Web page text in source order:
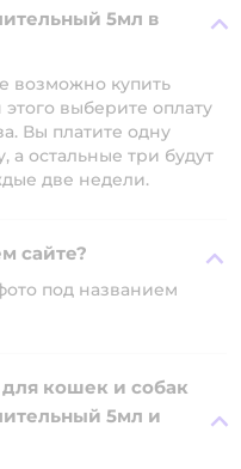
5мл в
возможно купить
выберите оплату
Вы платите одну
а остальные три будут
две недели.
сайте?
под названием
кошек и собак
5мл и